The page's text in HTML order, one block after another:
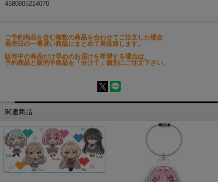
4580805214070
ご予約商品を含む複数の商品を合わせてご注文した場合
発売日の一番遅い商品にまとめて発送致します。
販売中の商品だけ早めのお届けを希望する場合は、
予約商品と販売中商品を「分けて」個別にご注文下さい。
関連商品